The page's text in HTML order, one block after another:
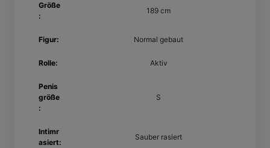
Größe
:
189 cm
Figur: Normal gebaut
Rolle: Aktiv
Penis
größe
:
S
Intimr
asiert:
Sauber rasiert